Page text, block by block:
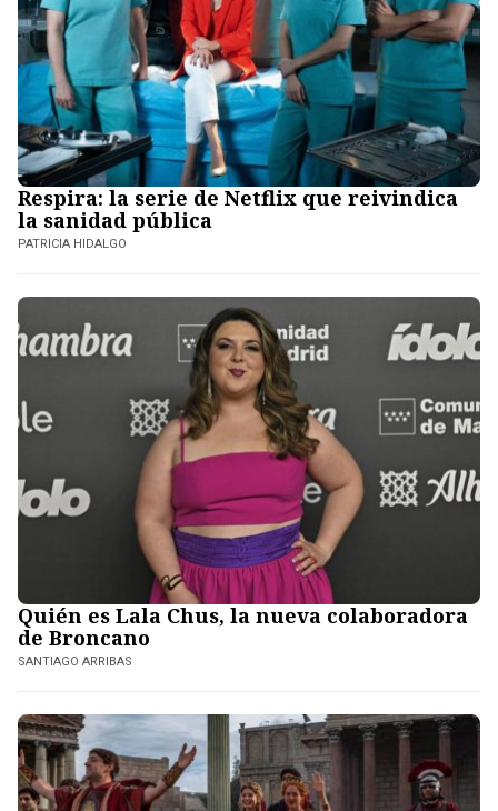
Respira: la serie de Netflix que reivindica
la sanidad pública
PATRICIA HIDALGO
Quién es Lala Chus, la nueva colaboradora
de Broncano
SANTIAGO ARRIBAS